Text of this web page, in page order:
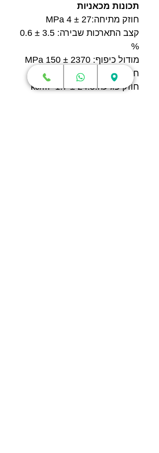
תכונות מכאניות
חוזק מתיחה:27 ± 4 MPa
קצב התארכות שבירה: 3.5 ± 0.6
%
מודול כיפוף: 2370 ± 150 MPa
חוזק כיפוף:66 ± 4 MPa
חוזק פגיעה:24.5 ± 1.7 kJ/m²